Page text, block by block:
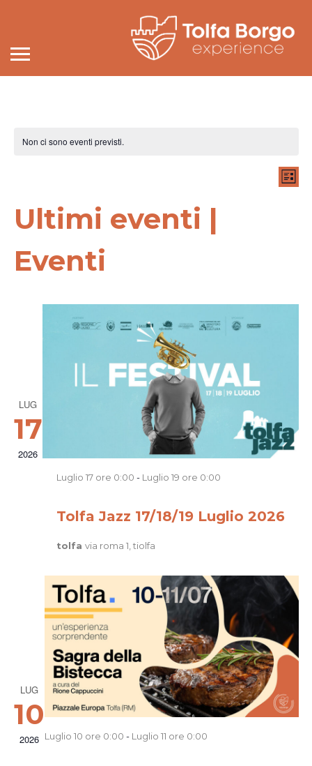
Non ci sono eventi previsti.
data.
Ultimi eventi |
Eventi
LUG
17
2026
Luglio 17 ore 0:00 - Luglio 19 ore 0:00
Tolfa Jazz 17/18/19 Luglio 2026
tolfa via roma 1, tiolfa
LUG
10
2026 Luglio 10 ore 0:00 - Luglio 11 ore 0:00